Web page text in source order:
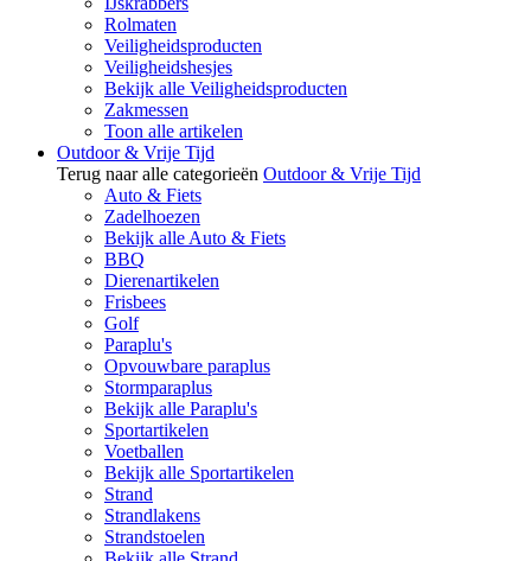
Rolmaten
Veiligheidsproducten
Veiligheidshesjes
Bekijk alle Veiligheidsproducten
Zakmessen
Toon alle artikelen
Outdoor & Vrije Tijd
Terug naar alle categorieën Outdoor & Vrije Tijd
Auto & Fiets
Zadelhoezen
Bekijk alle Auto & Fiets
BBQ
Dierenartikelen
Frisbees
Golf
Paraplu's
Opvouwbare paraplus
Stormparaplus
Bekijk alle Paraplu's
Sportartikelen
Voetballen
Bekijk alle Sportartikelen
Strand
Strandlakens
Strandstoelen